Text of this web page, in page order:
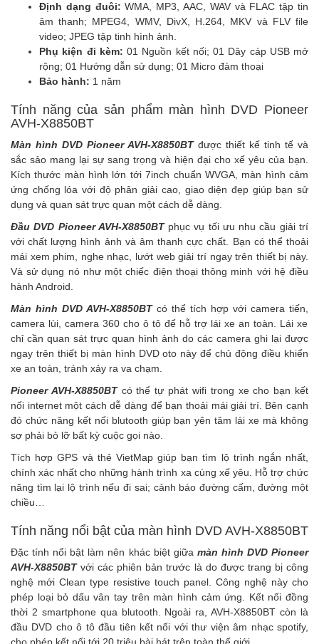
Định dạng đuôi:WMA, MP3, AAC, WAV và FLAC tập tin
âm thanh; MPEG4, WMV, DivX, H.264, MKV và FLV file
video; JPEG tập tinh hình ảnh.
Phụ kiện đi kèm: 01 Nguồn kết nối; 01 Dây cáp USB mở
rộng; 01 Hướng dẫn sử dụng; 01 Micro đàm thoại
Bảo hành: 1 năm
Tính năng của sản phẩm màn hình DVD Pioneer
AVH-X8850BT
Màn hình DVD Pioneer AVH-X8850BTđược thiết kế tinh tế và
sắc sảo mang lại sự sang trọng và hiện đại cho xế yêu của bạn.
Kích thước màn hình lớn tới 7inch chuẩn WVGA, màn hình cảm
ứng chống lóa với độ phân giải cao, giao diện đẹp giúp bạn sử
dụng và quan sát trực quan một cách dễ dàng.
Đầu DVD Pioneer AVH-X8850BTphục vụ tối ưu nhu cầu giải trí
với chất lượng hình ảnh và âm thanh cực chất. Bạn có thể thoải
mái xem phim, nghe nhạc, lướt web giải trí ngay trên thiết bị này.
Và sử dụng nó như một chiếc điện thoại thông minh với hệ điều
hành Android.
Màn hình DVD AVH-X8850BTcó thể tích hợp với camera tiến
camera lùi camera 360 cho ô tô để hỗ trợ lái xe an toàn. Lái xe
chỉ cần quan sát trực quan hình ảnh do các camera ghi lại được
ngay trên thiết bị màn hình DVD oto này để chủ động điều khiển
xe an toàn, tránh xảy ra va chạm.
Pioneer AVH-X8850BTcó thể tự phát wifi trong xe cho bạn kết
nối internet một cách dễ dàng để bạn thoải mái giải trí. Bên cạnh
đó chức năng kết nối blutooth giúp bạn yên tâm lái xe mà không
sợ phải bỏ lỡ bất kỳ cuộc gọi nào.
Tích hợp GPS và thẻ VietMap giúp bạn tìm lộ trình ngắn nhất,
chính xác nhất cho những hành trình xa cùng xế yêu. Hỗ trợ chức
năng tìm lại lộ trình nếu đi sai; cảnh báo đường cấm, đường một
chiều…
Tính năng nổi bật của màn hình DVD AVH-X8850BT
Đặc tính nổi bật làm nên khác biệt giữa màn hình DVD Pioneer
AVH-X8850BTvới các phiên bản trước là do được trang bị công
nghệ mới Clean type resistive touch panel. Công nghệ này cho
phép loại bỏ dấu vân tay trên màn hình cảm ứng. Kết nối đồng
thời 2 smartphone qua blutooth. Ngoài ra, AVH-X8850BT còn là
đầu DVD cho ô tô đầu tiên kết nối với thư viện âm nhạc spotify,